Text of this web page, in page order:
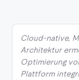
Cloud-native,
Architektur
Optimierung
Plattform